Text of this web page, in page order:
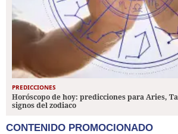
PREDICCIONES
Horóscopo de hoy: predicciones para Aries,
signos del zodiaco
CONTENIDO PROMOCIONADO